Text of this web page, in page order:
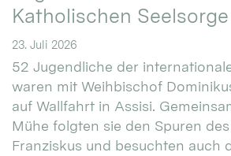
Katholischen
23. Juli 2026
52 Jugendliche der
waren mit Weihbischof
auf Wallfahrt in Assisi.
Mühe folgten sie den Spuren
Franziskus und besuchten auch